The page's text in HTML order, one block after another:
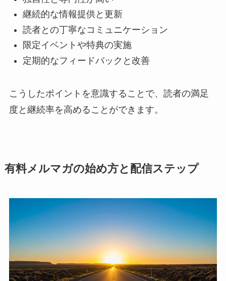
継続的な情報提供と更新
読者との丁寧なコミュニケーション
限定イベントや特典の実施
定期的なフィードバックと改善
こうしたポイントを意識することで、読者の満足
度と継続率を高めることができます。
有料メルマガの始め方と配信ステップ